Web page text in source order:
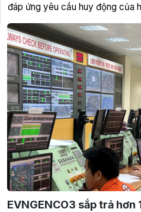
EVNGENCO3 sắp trả hơn
đáp ứng yêu cầu huy động của